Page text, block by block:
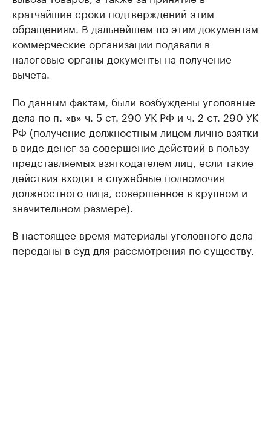
кратчайшие сроки подтверждений этим
обращениям. В дальнейшем по этим документам
коммерческие организации подавали в
налоговые органы документы на получение
вычета.
По данным фактам, были возбуждены уголовные
дела по п. «в» ч. 5 ст. 290 УК РФ и ч. 2 ст. 290 УК
РФ (получение должностным лицом лично взятки
в виде денег за совершение действий в пользу
представляемых взяткодателем лиц, если такие
действия входят в служебные полномочия
должностного лица, совершенное в крупном и
значительном размере).
В настоящее время материалы уголовного дела
переданы в суд для рассмотрения по существу.